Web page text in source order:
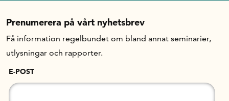
Prenumerera på vårt nyhetsbrev
Få information regelbundet om bland annat seminarier,
utlysningar och rapporter.
E-POST